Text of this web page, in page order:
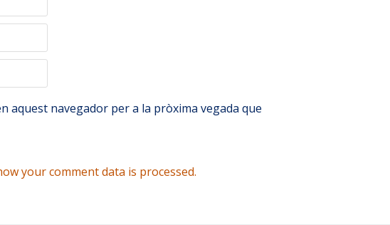
aquest navegador per a la pròxima vegada que
your comment data is processed.